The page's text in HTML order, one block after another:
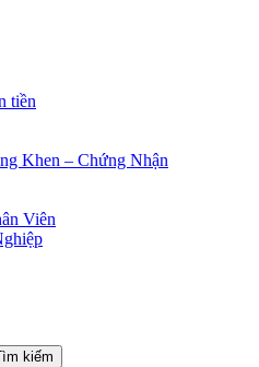
tiền
Khen – Chứng Nhận
Viên
kiếm